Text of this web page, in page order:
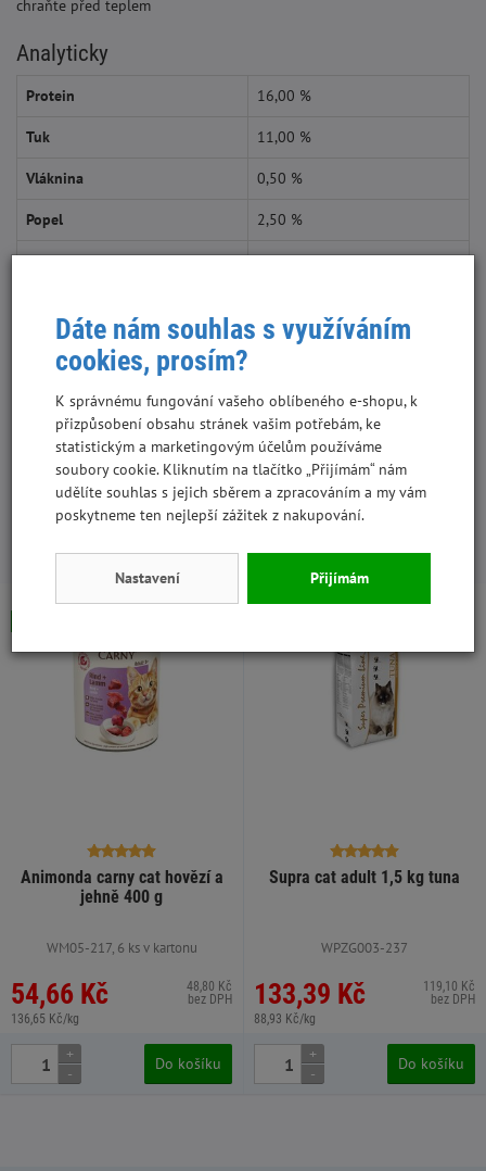
chraňte před teplem
Analyticky
Protein 16,00 %
Tuk 11,00 %
Vláknina 0,50 %
Popel 2,50 %
Vlhkost 70,00 %
Doporučené dávkování :
Hmotnost kočky v kg 3 5 10
g/den 180 240
S tímto produktem lidé kupují:
Animonda carny cat hovězí a
jehně 400 g
WM05-217, 6 ks v kartonu
54,66 Kč
136,65 Kč/kg
48,80 Kč
bez DPH
+
-
Do košíku
Supra cat adult 1,5 kg tuna
WPZG003-237
133,39 Kč
88,93 Kč/kg
119,10 Kč
bez DPH
+
-
Do košíku
Dáte nám souhlas s využíváním
cookies, prosím?
K správnému fungování vašeho oblíbeného e-shopu, k
přizpůsobení obsahu stránek vašim potřebám, ke
statistickým a marketingovým účelům používáme
soubory cookie. Kliknutím na tlačítko „Přijímám“ nám
udělíte souhlas s jejich sběrem a zpracováním a my vám
poskytneme ten nejlepší zážitek z nakupování.
Nastavení Přijímám